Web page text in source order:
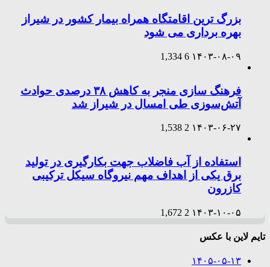
بزرگ ترین اقامتگاه همراه بیمار کشور در شیراز
بهره برداری می شود
۱۴۰۳-۰۸-۰۹ 6
1,334
فرهنگ سازی منجر به کاهش ۳۸ درصدی حوادث
آتش‌سوزی طی امسال در شیراز شد
۱۴۰۳-۰۶-۲۷ 2
1,538
استفاده از آب فاضلاب جهت بکارگیری در تولید
برق یکی از اهداف مهم نیروگاه سیکل ترکیبی
کازرون
۱۴۰۳-۱۰-۰۵ 2
1,672
تایم لاین با عکس
۱۴۰۵-۰۵-۱۳